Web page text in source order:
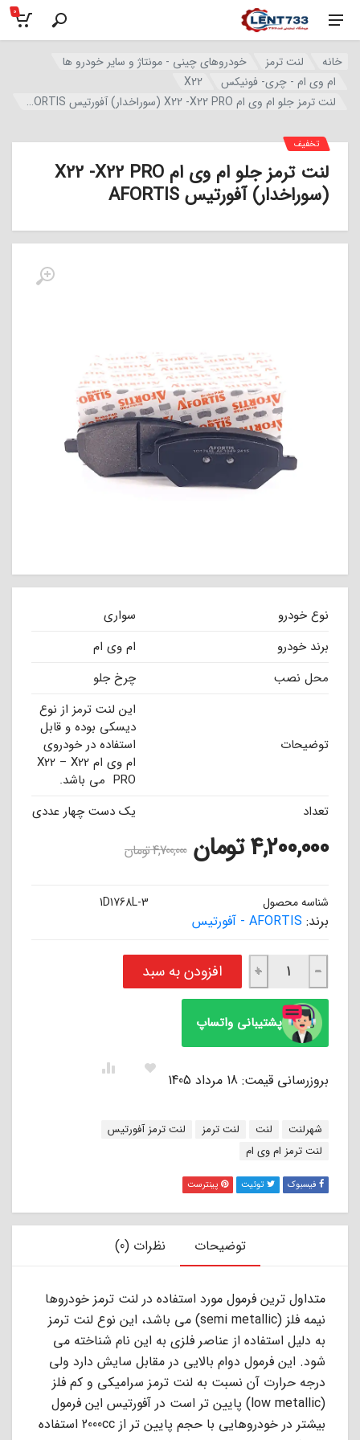
0
خانه لنت ترمز
خودروهای چینی - مونتاژ و سایر خودرو ها
ام وی ام - چری- فونیکس
X22
لنت ترمز جلو ام وی ام X22 -X22 PRO (سوراخدار) آفورتیس AFORTIS
لنت ترمز جلو ام وی ام X22 -X22 PRO
(سوراخدار) آفورتیس AFORTIS
نوع خودرو
سواری
برند خودرو
ام وی ام
محل نصب
چرخ جلو
توضیحات
این لنت ترمز از نوع
دیسکی بوده و قابل
استفاده در خودروی
ام وی ام X22 – X22
PRO می باشد.
تعداد
یک دست چهار عددی
تخفیف
4,200,000تومان 4,700,000تومان
شناسه محصول 1D1768L-3
برند: AFORTIS - آفورتیس
لنت ترمز جلو ام وی ام X22 -X22 PRO (سوراخدار) آفورتیس AFORTIS عدد
−
+ افزودن به سبد
پشتیبانی واتساپ
بروزرسانی قیمت: 18 مرداد 1405
برچسب:
شهرلنت لنت لنت ترمز
لنت ترمز آفورتیس
لنت ترمز ام وی ام
فیسبوک توئیت پینترست
توضیحات نظرات (0)
ﻣﺘﺪاول ﺗﺮﯾﻦ ﻓﺮﻣﻮل ﻣﻮرد اﺳﺘﻔﺎده در ﻟﻨﺖ ﺗﺮﻣﺰ ﺧﻮدروﻫﺎ
ﻧﯿﻤﻪ ﻓﻠﺰ (semi metallic) ﻣﻰ ﺑﺎﺷﺪ، اﯾﻦ ﻧﻮع ﻟﻨﺖ ﺗﺮﻣﺰ
ﺑﻪ دﻟﯿﻞ اﺳﺘﻔﺎده از ﻋﻨﺎﺻﺮ ﻓﻠﺰى ﺑﻪ اﯾﻦ ﻧﺎم ﺷﻨﺎﺧﺘﻪ ﻣﻰ
ﺷﻮد. اﯾﻦ ﻓﺮﻣﻮل دوام ﺑﺎﻻﯾﻰ در ﻣﻘﺎﺑﻞ ﺳﺎﯾﺶ دارد وﻟﻰ
درﺟﻪ ﺣﺮارت آن ﻧﺴﺒﺖ ﺑﻪ ﻟﻨﺖ ﺗﺮﻣﺰ ﺳﺮاﻣﯿﮑﻰ و ﮐﻢ ﻓﻠﺰ
(low metallic) ﭘﺎﯾﯿﻦ ﺗﺮ اﺳﺖ در آﻓﻮرﺗﯿﺲ اﯾﻦ ﻓﺮﻣﻮل
ﺑﯿﺸﺘﺮ در ﺧﻮدروﻫﺎﯾﻰ ﺑﺎ ﺣﺠﻢ ﭘﺎﯾﯿﻦ ﺗﺮ از 2000cc اﺳﺘﻔﺎده